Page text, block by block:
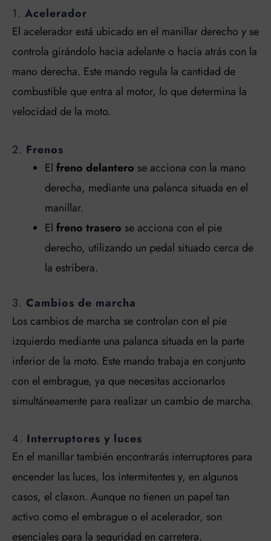
1. Acelerador
El acelerador está ubicado en el manillar derecho y se
controla girándolo hacia adelante o hacia atrás con la
mano derecha. Este mando regula la cantidad de
combustible que entra al motor, lo que determina la
velocidad de la moto.
2. Frenos
El freno delantero se acciona con la mano
derecha, mediante una palanca situada en el
manillar.
El freno trasero se acciona con el pie
derecho, utilizando un pedal situado cerca de
la estribera.
3. Cambios de marcha
Los cambios de marcha se controlan con el pie
izquierdo mediante una palanca situada en la parte
inferior de la moto. Este mando trabaja en conjunto
con el embrague, ya que necesitas accionarlos
simultáneamente para realizar un cambio de marcha.
4. Interruptores y luces
En el manillar también encontrarás interruptores para
encender las luces, los intermitentes y, en algunos
casos, el claxon. Aunque no tienen un papel tan
activo como el embrague o el acelerador, son
esenciales para la seguridad en carretera.